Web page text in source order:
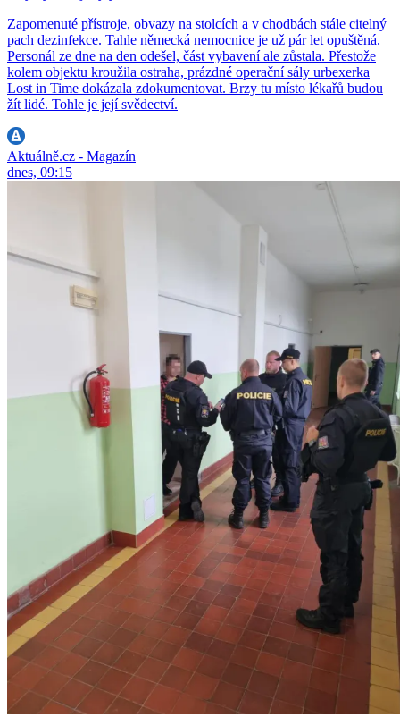
Zapomenuté přístroje, obvazy na stolcích a v chodbách stále citelný
pach dezinfekce. Tahle německá nemocnice je už pár let opuštěná.
Personál ze dne na den odešel, část vybavení ale zůstala. Přestože
kolem objektu kroužila ostraha, prázdné operační sály urbexerka
Lost in Time dokázala zdokumentovat. Brzy tu místo lékařů budou
žít lidé. Tohle je její svědectví.
Aktuálně.cz - Magazín
dnes, 09:15